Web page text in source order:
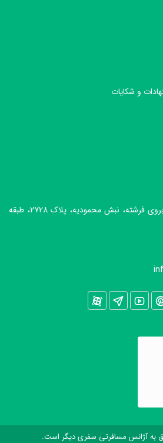
و شکایات
تهران، بالاتر از پارک وی، روبروی فرشته، نبش محمودیه، پلاک 2728، طبقه
به آژانس مسافرتی سفری دیگر است.